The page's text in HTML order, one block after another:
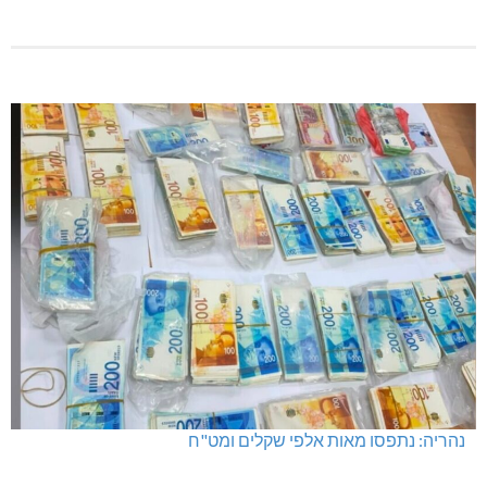
מגדל תפן: 350 דונם במתחם חדש